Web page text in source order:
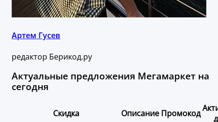
Артем Гусев
редактор Берикод.ру
Актуальные предложения Мегамаркет на
сегодня
Скидка Описание Промокод